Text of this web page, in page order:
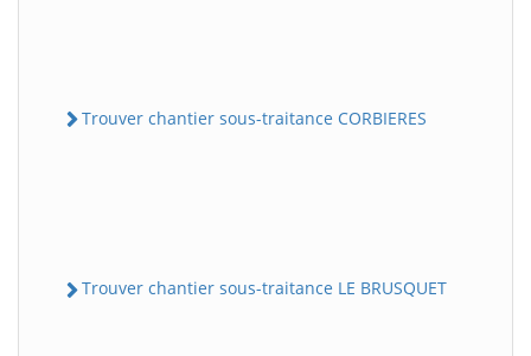
Trouver chantier sous-traitance CORBIERES
Trouver chantier sous-traitance LE BRUSQUET